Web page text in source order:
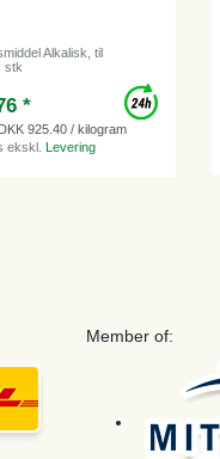
Alkalisk, til
stk
*
925.40 / kilogram
ekskl. Levering
Member of: